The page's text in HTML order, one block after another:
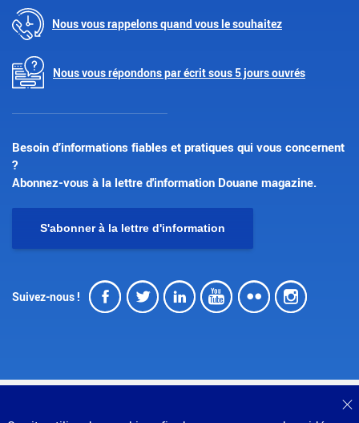
Nous vous rappelons quand vous le souhaitez
Nous vous répondons par écrit sous 5 jours ouvrés
Besoin d’informations fiables et pratiques qui vous concernent
?
Abonnez-vous à la lettre d'information Douane magazine.
S'abonner à la lettre d'information
Suivez-nous ! Facebook
Twitter
LinkedIn
Youtube
Flickr